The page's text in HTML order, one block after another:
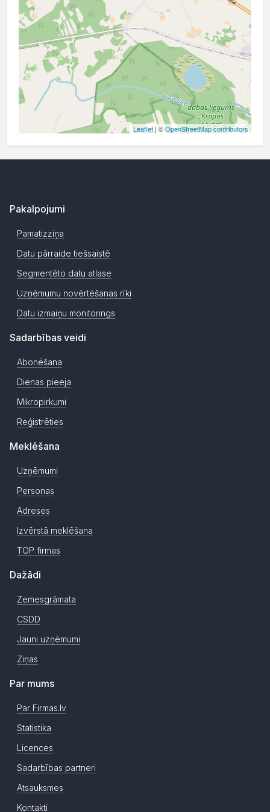
Leaflet | ©OpenStreetMap contributors
Pakalpojumi
Pamatizziņa
Datu pārraide tiešsaistē
Segmentēto datu atlase
Uzņēmumu novērtēšanas rīki
Datu izmaiņu monitorings
Sadarbības veidi
Abonēšana
Dienas pieeja
Mikropirkumi
Reģistrēties
Meklēšana
Uzņēmumi
Personas
Adreses
Izvērstā meklēšana
TOP firmas
Dažādi
Zemesgrāmata
CSDD
Jauni uzņēmumi
Ziņas
Par mums
Par Firmas.lv
Statistika
Licences
Sadarbības partneri
Atsauksmes
Kontakti